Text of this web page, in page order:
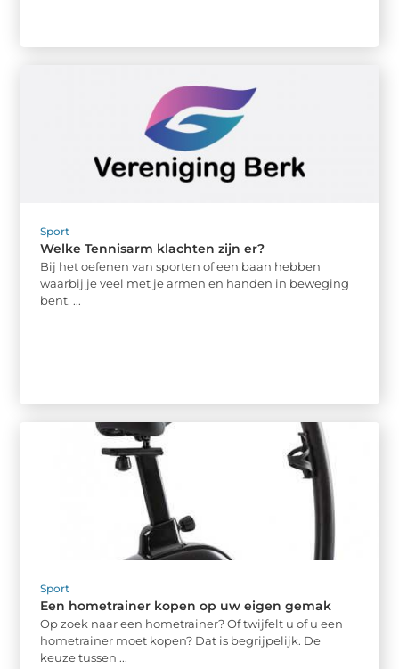
Sport
Welke Tennisarm klachten zijn er?
Bij het oefenen van sporten of een baan hebben
waarbij je veel met je armen en handen in beweging
bent, ...
Sport
Een hometrainer kopen op uw eigen gemak
Op zoek naar een hometrainer? Of twijfelt u of u een
hometrainer moet kopen? Dat is begrijpelijk. De
keuze tussen ...